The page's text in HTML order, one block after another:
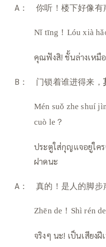
A： 你听！楼下好像有
Nǐ tīng！Lóu xià
คุณฟังสิ! ชั้นล่างเหมื
B： 门锁着谁进得来，
Mén suǒ zhe shuí
cuò le？
ประตูใส่กุญแจอยู่ใคร
ฝาดนะ
A： 真的！是人的脚步
Zhēn de！Shì rén
จริงๆ นะ! เป็นเสียงฝี